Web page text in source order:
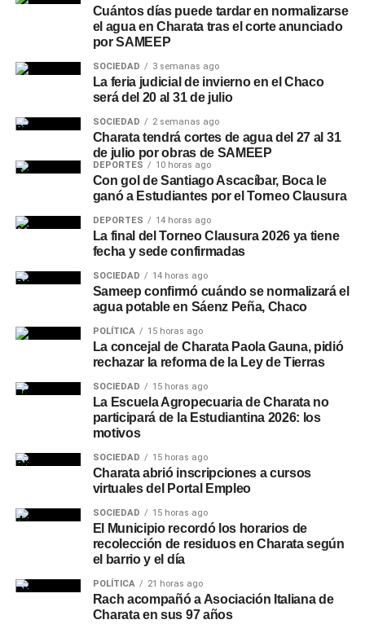
Cuántos días puede tardar en normalizarse
el agua en Charata tras el corte anunciado
por SAMEEP
SOCIEDAD 3 semanas ago
La feria judicial de invierno en el Chaco
será del 20 al 31 de julio
SOCIEDAD 2 semanas ago
Charata tendrá cortes de agua del 27 al 31
de julio por obras de SAMEEP
DEPORTES 10 horas ago
Con gol de Santiago Ascacíbar, Boca le
ganó a Estudiantes por el Torneo Clausura
DEPORTES 14 horas ago
La final del Torneo Clausura 2026 ya tiene
fecha y sede confirmadas
SOCIEDAD 14 horas ago
Sameep confirmó cuándo se normalizará el
agua potable en Sáenz Peña, Chaco
POLÍTICA 15 horas ago
La concejal de Charata Paola Gauna, pidió
rechazar la reforma de la Ley de Tierras
SOCIEDAD 15 horas ago
La Escuela Agropecuaria de Charata no
participará de la Estudiantina 2026: los
motivos
SOCIEDAD 15 horas ago
Charata abrió inscripciones a cursos
virtuales del Portal Empleo
SOCIEDAD 15 horas ago
El Municipio recordó los horarios de
recolección de residuos en Charata según
el barrio y el día
POLÍTICA 21 horas ago
Rach acompañó a Asociación Italiana de
Charata en sus 97 años